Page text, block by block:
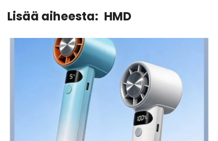
Lisää aiheesta: HMD